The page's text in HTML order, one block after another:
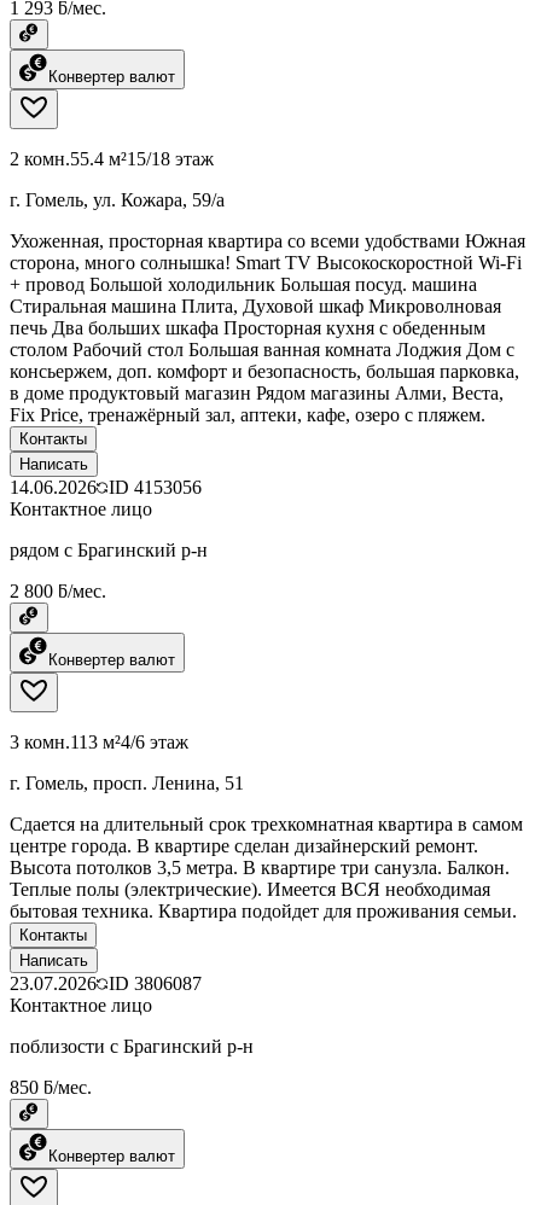
1 293 ƃ/мес.
Конвертер валют
2 комн.55.4 м²15/18 этаж
г. Гомель, ул. Кожара, 59/а
Ухоженная, просторная квартира со всеми удобствами Южная
сторона, много солнышка! Smart TV Высокоскоростной Wi-Fi
+ провод Большой холодильник Большая посуд. машина
Стиральная машина Плита, Духовой шкаф Микроволновая
печь Два больших шкафа Просторная кухня с обеденным
столом Рабочий стол Большая ванная комната Лоджия Дом с
консьержем, доп. комфорт и безопасность, большая парковка,
в доме продуктовый магазин Рядом магазины Алми, Веста,
Fix Price, тренажёрный зал, аптеки, кафе, озеро с пляжем.
Контакты
Написать
14.06.2026 ID 4153056
Контактное лицо
рядом с Брагинский р-н
2 800 ƃ/мес.
Конвертер валют
3 комн.113 м²4/6 этаж
г. Гомель, просп. Ленина, 51
Сдается на длительный срок трехкомнатная квартира в самом
центре города. В квартире сделан дизайнерский ремонт.
Высота потолков 3,5 метра. В квартире три санузла. Балкон.
Теплые полы (электрические). Имеется ВСЯ необходимая
бытовая техника. Квартира подойдет для проживания семьи.
Контакты
Написать
23.07.2026 ID 3806087
Контактное лицо
поблизости с Брагинский р-н
850 ƃ/мес.
Конвертер валют